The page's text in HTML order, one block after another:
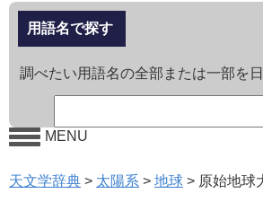
用語名で探す
調べたい用語名の全部または一部を
MENU
天文学辞典 > 太陽系 > 地球 > 原始地球